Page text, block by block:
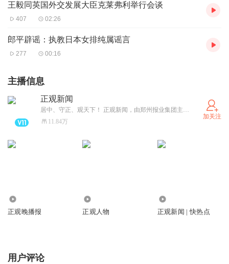
王毅同英国外交发展大臣克莱弗利举行会谈
407 02:26
郎平辟谣：执教日本女排纯属谣言
277 00:16
主播信息
正观新闻
居中、守正、观天下！ 正观新闻，由郑州报业集团主办，是郑州市全力打造的“扎根郑州、立足中原、放眼全球”的拥有较强影响力的新型主流媒体，集“新闻+政务+服务”于一体的突出文化和国际视野的新媒体平台。
11.84万
加关注
正观晚播报 正观人物 正观新闻 | 快热点
用户评论